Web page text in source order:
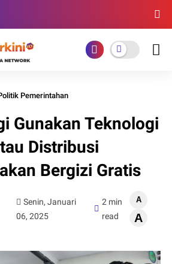
Pemerintahan
Gunakan Teknologi
Distribusi
Bergizi Gratis
Senin, Januari
06, 2025
2 min
read
A
A